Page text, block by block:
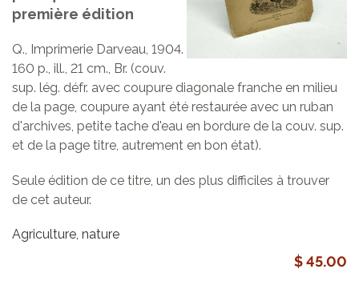
première édition
Q., Imprimerie Darveau, 1904.
160 p., ill., 21 cm., Br. (couv.
sup. lég. défr. avec coupure diagonale franche en milieu
de la page, coupure ayant été restaurée avec un ruban
d'archives, petite tache d'eau en bordure de la couv. sup.
et de la page titre, autrement en bon état).
Seule édition de ce titre, un des plus difficiles à trouver
de cet auteur.
Agriculture, nature
$ 45.00